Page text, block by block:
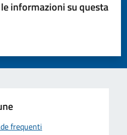
informazioni su questa
su 5
su 5
5
frequenti